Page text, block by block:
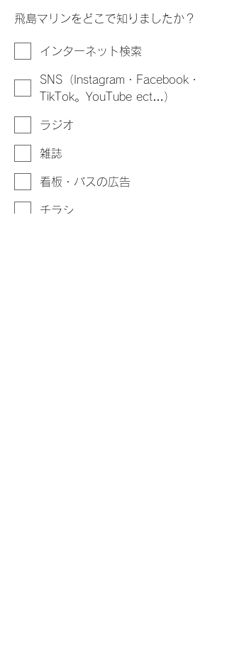
飛島マリンをどこで知りましたか？
インターネット検索
SNS（Instagram・Facebook・
TikTok。YouTube ect…）
ラジオ
雑誌
看板・バスの広告
チラシ